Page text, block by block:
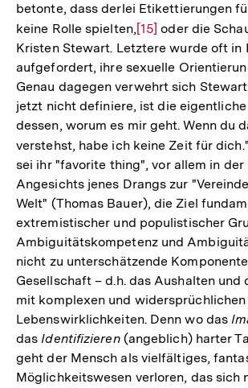
betonte, dass derlei Etikettierungen
keine Rolle spielten, Zur
Auflösung
der
Fußnote
[15] oder die
Kristen Stewart. Letztere wurde oft in
aufgefordert, ihre sexuelle
Genau dagegen verwehrt sich
jetzt nicht definiere, ist die
dessen, worum es mir geht. Wenn du
verstehst, habe ich keine Zeit für dich."
sei ihr "favorite thing", vor allem in der
Angesichts jenes Drangs zur
Welt" (Thomas Bauer), die Ziel
extremistischer und populistischer
Ambiguitätskompetenz und
nicht zu unterschätzende
Gesellschaft – d.h. das Aushalten und
mit komplexen und widersprüchlichen
Lebenswirklichkeiten. Denn wo das
dasIdentifizieren(angeblich) harter
geht der Mensch als vielfältiges,
Möglichkeitswesen verloren, das sich